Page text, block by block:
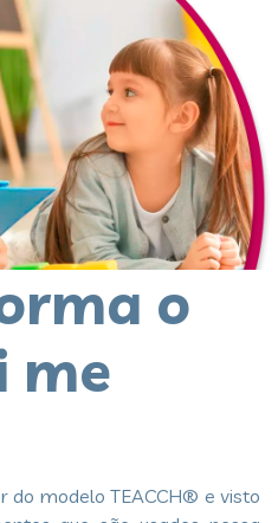
o
me
do modelo TEACCH® e visto